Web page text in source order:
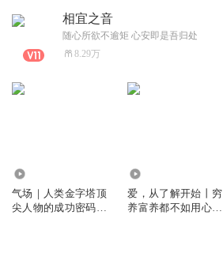
相宜之音
随心所欲不逾矩 心安即是吾归处
8.29万
气场｜人类金字塔顶
尖人物的成功密码｜
爱，从了解开始丨穷
养富养都不如用心